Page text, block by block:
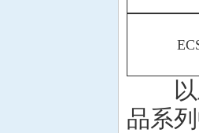
以上
品系